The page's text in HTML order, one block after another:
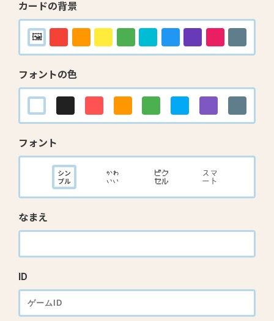
カードの背景
フォントの色
フォント
なまえ
ID